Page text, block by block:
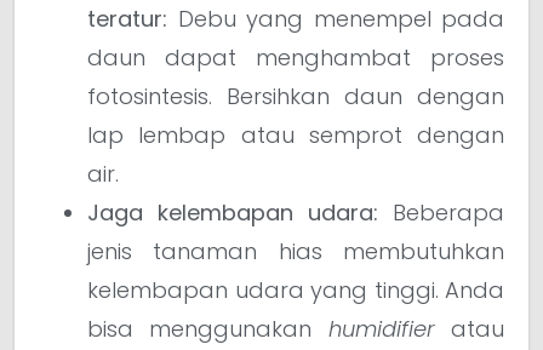
teratur: Debu yang menempel pada
daun dapat menghambat proses
fotosintesis. Bersihkan daun dengan
lap lembap atau semprot dengan
air.
Jaga kelembapan udara: Beberapa
jenis tanaman hias membutuhkan
kelembapan udara yang tinggi. Anda
bisa menggunakan humidifieratau